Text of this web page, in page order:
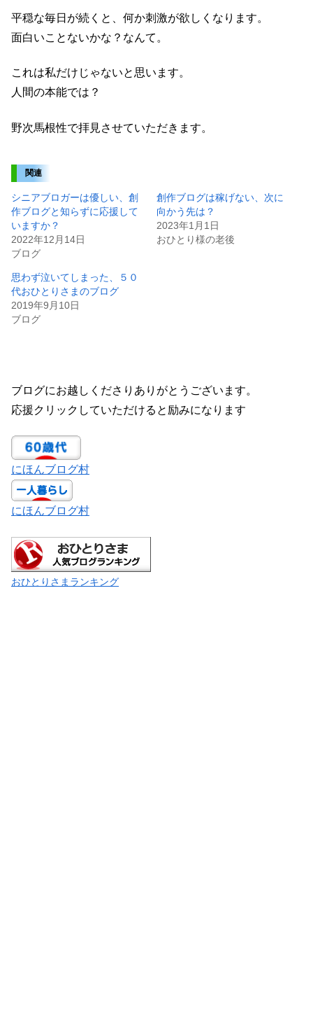
平穏な毎日が続くと、何か刺激が欲しくなります。
面白いことないかな？なんて。
これは私だけじゃないと思います。
人間の本能では？
野次馬根性で拝見させていただきます。
関連
シニアブロガーは優しい、創
作ブログと知らずに応援して
いますか？
2022年12月14日
ブログ
創作ブログは稼げない、次に
向かう先は？
2023年1月1日
おひとり様の老後
思わず泣いてしまった、５０
代おひとりさまのブログ
2019年9月10日
ブログ
ブログにお越しくださりありがとうございます。
応援クリックしていただけると励みになります
にほんブログ村
にほんブログ村
おひとりさまランキング